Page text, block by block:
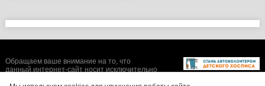
Обращаем ваше внимание на то, что
данный интернет-сайт носит исключительно